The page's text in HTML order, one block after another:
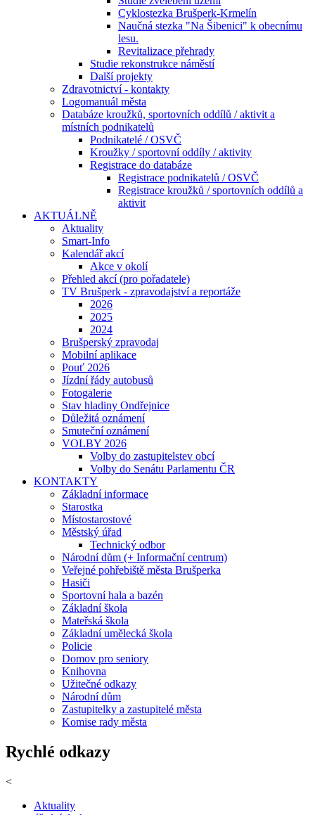
Cyklostezka Brušperk-Krmelín
Naučná stezka "Na Šibenici" k obecnímu
lesu.
Revitalizace přehrady
Studie rekonstrukce náměstí
Další projekty
Zdravotnictví - kontakty
Logomanuál města
Databáze kroužků, sportovních oddílů / aktivit a
místních podnikatelů
Podnikatelé / OSVČ
Kroužky / sportovní oddíly / aktivity
Registrace do databáze
Registrace podnikatelů / OSVČ
Registrace kroužků / sportovních oddílů a
aktivit
AKTUÁLNĚ
Aktuality
Smart-Info
Kalendář akcí
Akce v okolí
Přehled akcí (pro pořadatele)
TV Brušperk - zpravodajství a reportáže
2026
2025
2024
Brušperský zpravodaj
Mobilní aplikace
Pouť 2026
Jízdní řády autobusů
Fotogalerie
Stav hladiny Ondřejnice
Důležitá oznámení
Smuteční oznámení
VOLBY 2026
Volby do zastupitelstev obcí
Volby do Senátu Parlamentu ČR
KONTAKTY
Základní informace
Starostka
Místostarostové
Městský úřad
Technický odbor
Národní dům (+ Informační centrum)
Veřejné pohřebiště města Brušperka
Hasiči
Sportovní hala a bazén
Základní škola
Mateřská škola
Základní umělecká škola
Policie
Domov pro seniory
Knihovna
Užitečné odkazy
Národní dům
Zastupitelky a zastupitelé města
Komise rady města
Rychlé odkazy
<
Aktuality